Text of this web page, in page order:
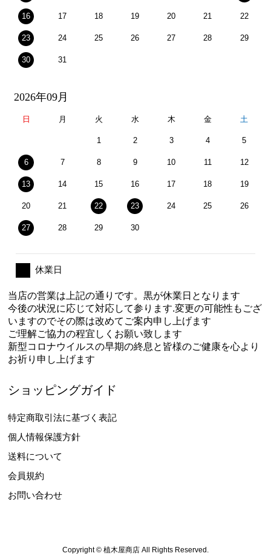
16 17 18 19 20 21 22
23 24 25 26 27 28 29
30 31
2026年09月
日 月 火 水 木 金 土
1 2 3 4 5
6 7 8 9 10 11 12
13 14 15 16 17 18 19
20 21 22 23 24 25 26
27 28 29 30
休業日
当店の営業は上記の通りです。黒が休業日となります
今後の状況に応じて対応して参ります.変更の可能性もござ
いますのでその際は改めてご案内申し上げます
ご理解ご協力の程宜しくお願い致します
新型コロナウイルスの早期の終息と皆様のご健康を心より
お祈り申し上げます
ショッピングガイド
特定商取引法に基づく表記
個人情報保護方針
送料について
会員規約
お問い合わせ
Copyright © 植木屋商店 All Rights Reserved.